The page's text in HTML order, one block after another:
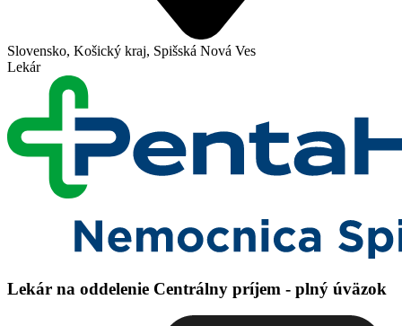
Slovensko, Košický kraj, Spišská Nová Ves
Lekár
Lekár na oddelenie Centrálny príjem - plný úväzok